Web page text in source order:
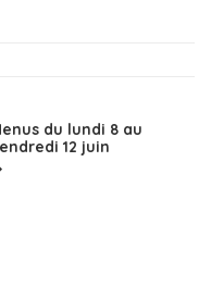
du lundi 8 au
12 juin